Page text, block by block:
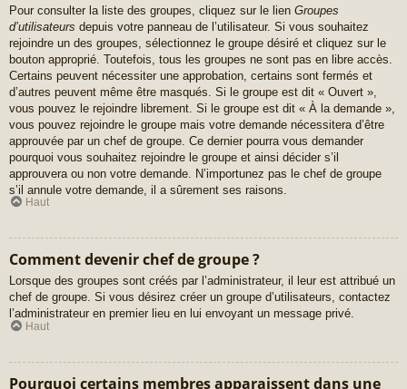
Pour consulter la liste des groupes, cliquez sur le lien Groupes
d’utilisateurs depuis votre panneau de l’utilisateur. Si vous souhaitez
rejoindre un des groupes, sélectionnez le groupe désiré et cliquez sur le
bouton approprié. Toutefois, tous les groupes ne sont pas en libre accès.
Certains peuvent nécessiter une approbation, certains sont fermés et
d’autres peuvent même être masqués. Si le groupe est dit « Ouvert »,
vous pouvez le rejoindre librement. Si le groupe est dit « À la demande »,
vous pouvez rejoindre le groupe mais votre demande nécessitera d’être
approuvée par un chef de groupe. Ce dernier pourra vous demander
pourquoi vous souhaitez rejoindre le groupe et ainsi décider s’il
approuvera ou non votre demande. N’importunez pas le chef de groupe
s’il annule votre demande, il a sûrement ses raisons.
Haut
Comment devenir chef de groupe ?
Lorsque des groupes sont créés par l’administrateur, il leur est attribué un
chef de groupe. Si vous désirez créer un groupe d’utilisateurs, contactez
l’administrateur en premier lieu en lui envoyant un message privé.
Haut
Pourquoi certains membres apparaissent dans une